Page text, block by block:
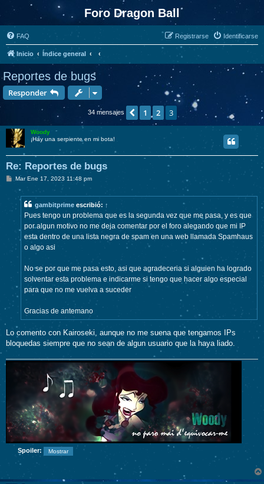
Foro Dragon Ball
FAQ Identificarse
Registrarse
Inicio Índice general
Reportes de bugs
Responder
34 mensajes Anterior
1 2 3
Woody
¡Hay una serpiente en mi bota!
Re: Reportes de bugs
M
s
a
e
Mar Ene 17, 2023 11:48 pm
gambitprime escribió: ↑
Pues tengo un problema que es la segunda vez que me pasa, y es que
por algun motivo no me deja comentar por el foro alegando que mi IP
esta dentro de una lista negra de spam en una web llamada Spamhaus
o algo asi
No se por que me pasa esto, asi que agradeceria si alguien ha logrado
solventar esta problema e indicarme si tengo que hacer algo especial
para que no me vuelva a suceder
Gracias de antemano
Lo comento con Kairoseki, aunque no me suena que tengamos IPs
bloquedas siempre que no sean de algun usuario que la haya liado.
Spoiler: